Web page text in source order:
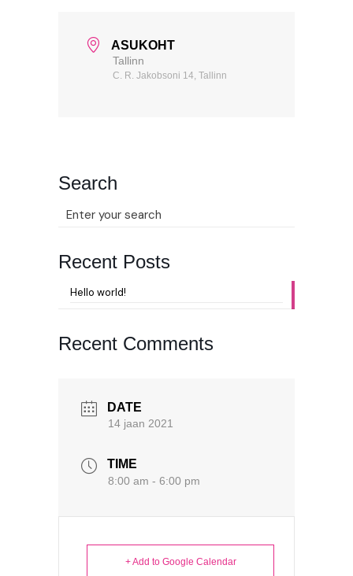
ASUKOHT
Tallinn
C. R. Jakobsoni 14, Tallinn
Search
Recent Posts
Hello world!
Recent Comments
DATE
14 jaan 2021
TIME
8:00 am - 6:00 pm
+ Add to Google Calendar